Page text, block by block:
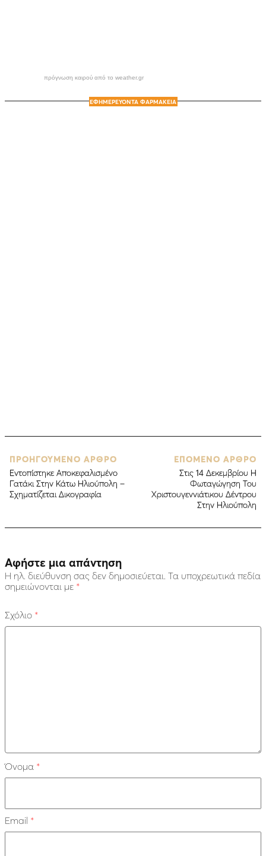
πρόγνωση καιρού από το weather.gr
ΕΦΗΜΕΡΕΥΟΝΤΑ ΦΑΡΜΑΚΕΙΑ
ΠΡΟΗΓΟΥΜΕΝΟ ΑΡΘΡΟ
Εντοπίστηκε Αποκεφαλισμένο
Γατάκι Στην Κάτω Ηλιούπολη –
Σχηματίζεται Δικογραφία
ΕΠΟΜΕΝΟ ΑΡΘΡΟ
Στις 14 Δεκεμβρίου Η
Φωταγώγηση Του
Χριστουγεννιάτικου Δέντρου
Στην Ηλιούπολη
Αφήστε μια απάντηση
Η ηλ. διεύθυνση σας δεν δημοσιεύεται. Τα υποχρεωτικά πεδία
σημειώνονται με *
Σχόλιο *
Όνομα *
Email *